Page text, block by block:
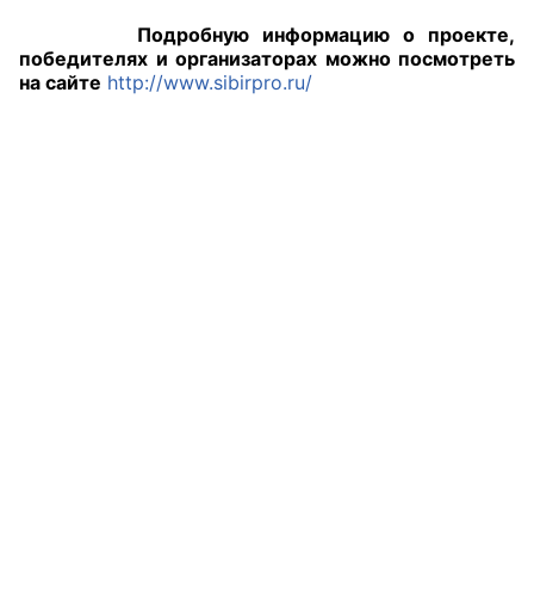
Положения
Подробную информацию о проекте,
победителях и организаторах можно посмотреть
на сайте http://www.sibirpro.ru/